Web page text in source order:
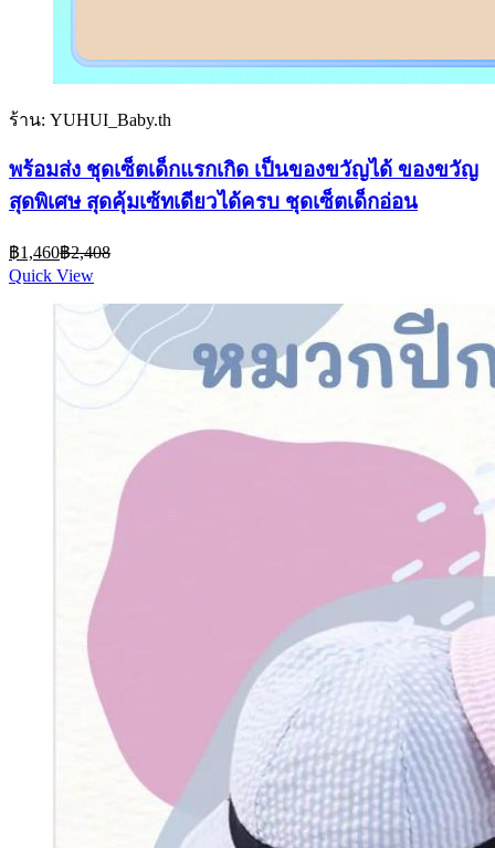
ร้าน: YUHUI_Baby.th
พร้อมส่ง ชุดเซ็ตเด็กแรกเกิด เป็นของขวัญได้ ของขวัญ
สุดพิเศษ สุดคุ้มเซ้ทเดียวได้ครบ ชุดเซ็ตเด็กอ่อน
฿1,460Current
price
is:
฿1,460.
฿2,408
฿2,408.
Quick View